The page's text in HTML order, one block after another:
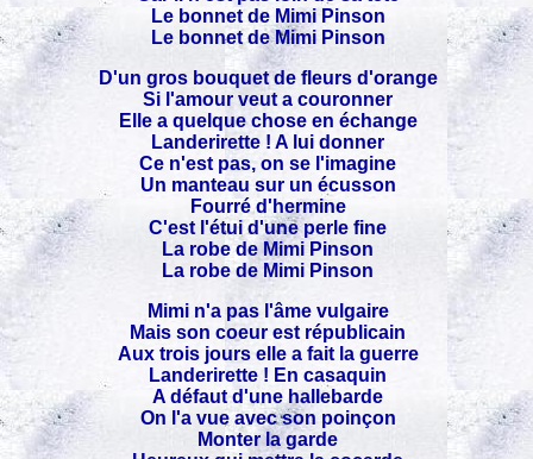
Le bonnet de Mimi Pinson
Le bonnet de Mimi Pinson
D'un gros bouquet de fleurs d'orange
Si l'amour veut a couronner
Elle a quelque chose en échange
Landerirette ! A lui donner
Ce n'est pas, on se l'imagine
Un manteau sur un écusson
Fourré d'hermine
C'est l'étui d'une perle fine
La robe de Mimi Pinson
La robe de Mimi Pinson
Mimi n'a pas l'âme vulgaire
Mais son coeur est républicain
Aux trois jours elle a fait la guerre
Landerirette ! En casaquin
A défaut d'une hallebarde
On l'a vue avec son poinçon
Monter la garde